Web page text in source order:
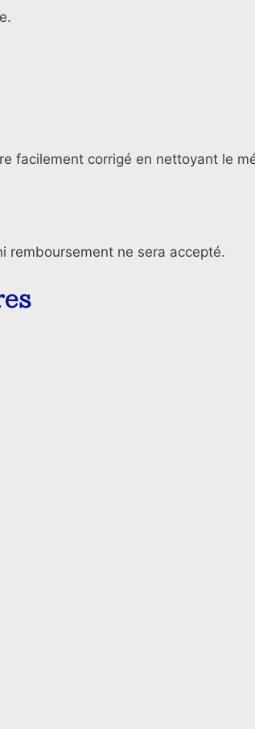
facilement corrigé en nettoyant le
remboursement ne sera accepté.